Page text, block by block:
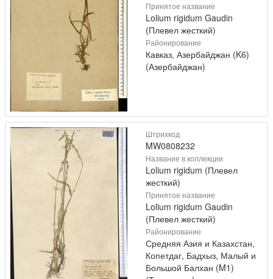
Принятое название
Lolium rigidum Gaudin
(Плевел жесткий)
Районирование
Кавказ, Азербайджан (K6)
(Азербайджан)
Штрихкод
MW0808232
Название в коллекции
Lolium rigidum (Плевел
жесткий)
Принятое название
Lolium rigidum Gaudin
(Плевел жесткий)
Районирование
Средняя Азия и Казахстан,
Копетдаг, Бадхыз, Малый и
Большой Балхан (M1)